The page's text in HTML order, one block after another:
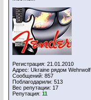
Регистрация: 21.01.2010
Адрес: Ukraine рядом Wehrwolf
Сообщений: 857
Поблагодарили: 513
Вес репутации: 17
Репутация: 11